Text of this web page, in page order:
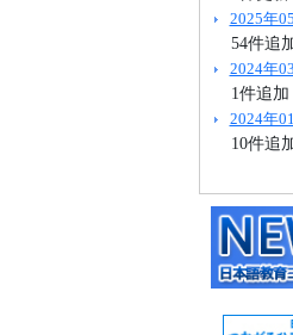
2025年
54件追
2024年
1件追加
2024年
10件追